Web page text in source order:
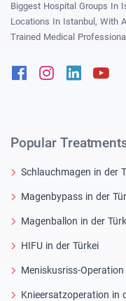
Biggest Hospital Groups In
Locations In Istanbul, With
Trained Medical
FacebookInstagram
Linkedin
Popular
Schlauchmagen in der
Magenbypass in der
Magenballon in der
HIFU in der Türkei
Meniskusriss-
Knieersatzoperation in